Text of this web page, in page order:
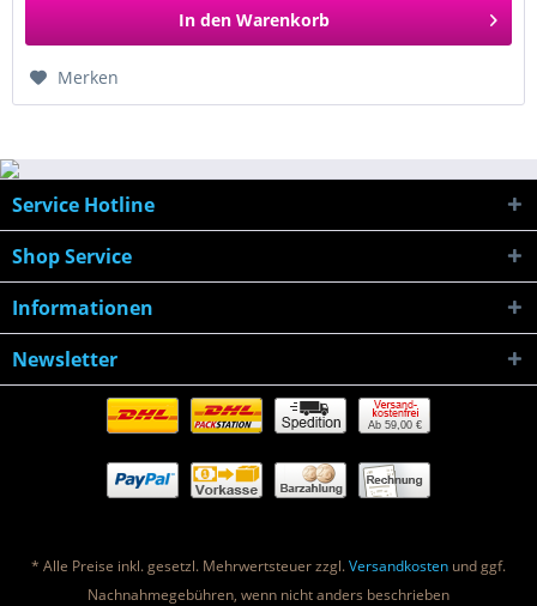
In den Warenkorb
Merken
Service Hotline
Shop Service
Informationen
Newsletter
Ab 59,00 €
* Alle Preise inkl. gesetzl. Mehrwertsteuer zzgl.Versandkosten und ggf.
Nachnahmegebühren, wenn nicht anders beschrieben